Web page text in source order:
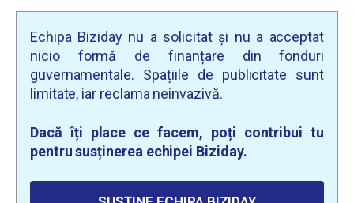
Echipa Biziday nu a solicitat și nu a acceptat
nicio formă de finanțare din fonduri
guvernamentale. Spațiile de publicitate sunt
limitate, iar reclama neinvazivă.
Dacă îți place ce facem, poți contribui tu
pentru susținerea echipei Biziday.